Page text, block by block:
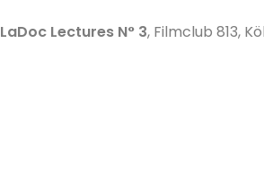
LaDoc Lectures N° 3, Filmclub 813,